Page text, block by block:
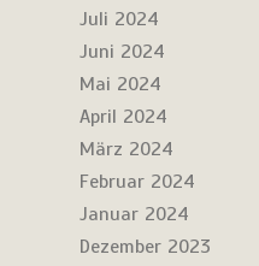
Juli 2024
Juni 2024
Mai 2024
April 2024
März 2024
Februar 2024
Januar 2024
Dezember 2023